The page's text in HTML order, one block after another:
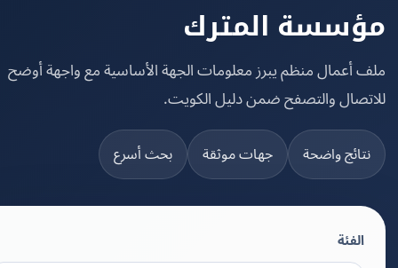
المترك
منظم يبرز معلومات الجهة الأساسية مع واجهة أوضح
والتصفح ضمن دليل الكويت.
واضحة جهات موثقة بحث أسرع